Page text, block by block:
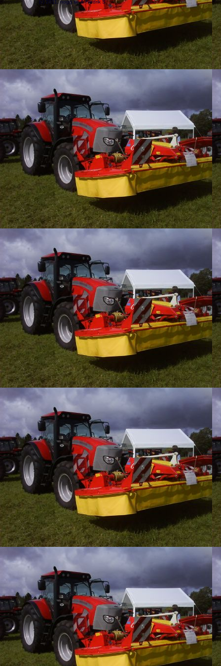
(c) 2011, nogg.se & Fredrik S